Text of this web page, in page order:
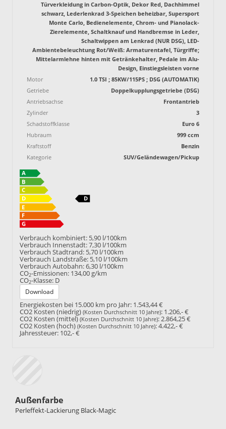
Türverkleidung in Carbon-Optik, Dekor Red, Dachhimmel
schwarz, Lederlenkrad 3-Speichen beheizbar, Supersport
Monte Carlo, Bedienelemente, Chrom- und Pianolack-
Zierelemente, Schaltknauf und Handbremse in Leder,
Schaltwippen am Lenkrad (NUR DSG), LED-
Ambientebeleuchtung Rot/Weiß: Armaturentafel, Türgriffe;
Mittelarmlehne hinten mit Getränkehalter, Pedale im Alu-
Design, Einstiegsleisten vorne
Motor
1.0 TSI ; 85KW/115PS ; DSG (AUTOMATIK)
Getriebe
Doppelkupplungsgetriebe (DSG)
Antriebsachse
Frontantrieb
Zylinder
3
Schadstoffklasse
Euro 6
Hubraum
999 ccm
Kraftstoff
Benzin
Kategorie
SUV/Geländewagen/Pickup
Verbrauch kombiniert: 5,90 l/100km
Verbrauch Innenstadt:7,30 l/100km
Verbrauch Stadtrand: 5,70 l/100km
Verbrauch Landstraße: 5,10 l/100km
Verbrauch Autobahn:6,30 l/100km
CO2-Emissionen: 134,00 g/km
CO2-Klasse: D
Download
Energiekosten bei 15.000 km pro Jahr: 1.543,44 €
CO2 Kosten (niedrig) (Kosten Durchschnitt 10 Jahre): 1.206,- €
CO2 Kosten (mittel) (Kosten Durchschnitt 10 Jahre):2.864,25 €
CO2 Kosten (hoch) (Kosten Durchschnitt 10 Jahre):4.422,- €
Jahressteuer: 102,- €
Außenfarbe
Perleffekt-Lackierung Black-Magic